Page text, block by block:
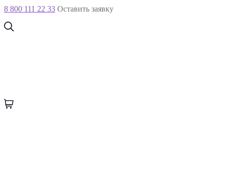
8 800 111 22 33 Оставить заявку